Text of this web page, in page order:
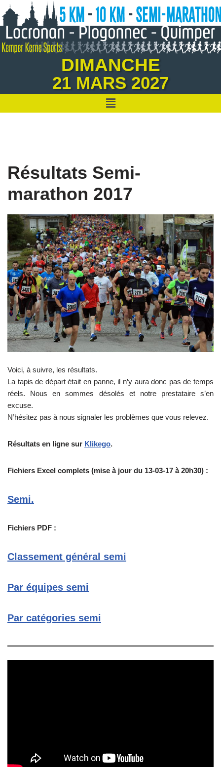
Aller
au
contenu
DIMANCHE
21 MARS 2027
Résultats Semi-
marathon 2017
Voici, à suivre, les résultats.
La tapis de départ était en panne, il n’y aura donc pas de temps
réels. Nous en sommes désolés et notre prestataire s’en
excuse.
N’hésitez pas à nous signaler les problèmes que vous relevez.
Résultats en ligne sur Klikego.
Fichiers Excel complets (mise à jour du 13-03-17 à 20h30) :
Semi.
Fichiers PDF :
Classement général semi
Par équipes semi
Par catégories semi